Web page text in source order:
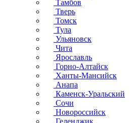
Тамбов
Тверь
Томск
Тула
Ульяновск
Чита
Ярославль
Горно-Алтайск
Ханты-Мансийск
Анапа
Каменск-Уральский
Сочи
Новороссийск
Геленджик